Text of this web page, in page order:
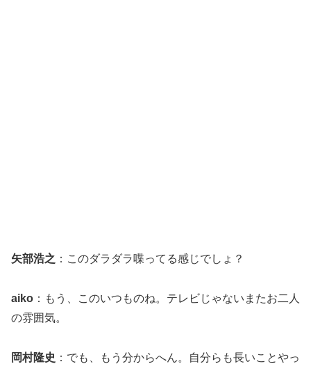
矢部浩之 ：このダラダラ喋ってる感じでしょ？
aiko ：もう、このいつものね。テレビじゃないまたお二人
の雰囲気。
岡村隆史 ：でも、もう分からへん。自分らも長いことやっ